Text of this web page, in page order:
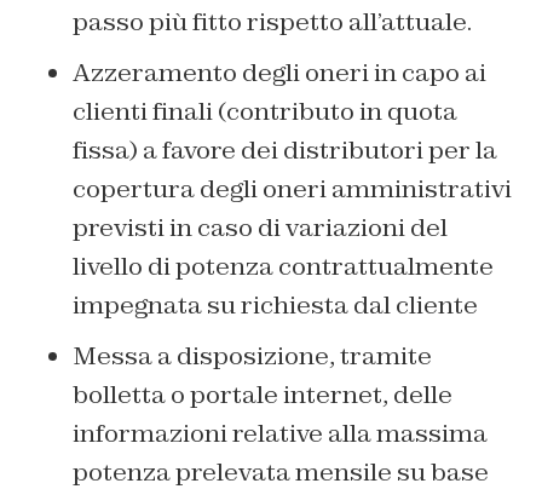
passo più fitto rispetto all’attuale.
Azzeramento degli oneri in capo ai
clienti finali (contributo in quota
fissa) a favore dei distributori per la
copertura degli oneri amministrativi
previsti in caso di variazioni del
livello di potenza contrattualmente
impegnata su richiesta dal cliente
Messa a disposizione, tramite
bolletta o portale internet, delle
informazioni relative alla massima
potenza prelevata mensile su base